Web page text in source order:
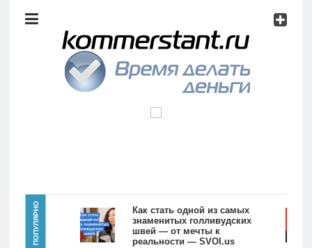
анализ
Видео
Главная
Новости
ПОПУЛЯРНО
Как стать одной из самых
знаменитых голливудских
швей — от мечты к
реальности — SVOI.us